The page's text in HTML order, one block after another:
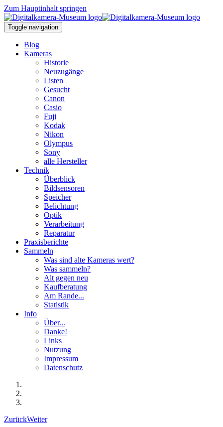
Zum Hauptinhalt springen
Toggle navigation
Blog
Kameras
Historie
Neuzugänge
Listen
Gesucht
Canon
Casio
Fuji
Kodak
Nikon
Olympus
Sony
alle Hersteller
Technik
Überblick
Bildsensoren
Speicher
Belichtung
Optik
Verarbeitung
Reparatur
Praxisberichte
Sammeln
Was sind alte Kameras wert?
Was sammeln?
Alt gegen neu
Kaufberatung
Am Rande...
Statistik
Info
Über...
Danke!
Links
Nutzung
Impressum
Datenschutz
ZurückWeiter